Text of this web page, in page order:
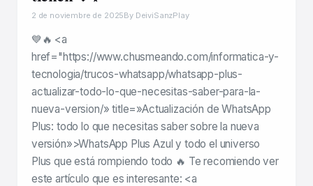
2 de noviembre de 2025By DeiviSanzPlay
💙🔥 <a
href="https://www.chusmeando.com/informatica-y-
tecnologia/trucos-whatsapp/whatsapp-plus-
actualizar-todo-lo-que-necesitas-saber-para-la-
nueva-version/» title=»Actualización de WhatsApp
Plus: todo lo que necesitas saber sobre la nueva
versión»>WhatsApp Plus Azul y todo el universo
Plus que está rompiendo todo 🔥 Te recomiendo ver
este artículo que es interesante: <a